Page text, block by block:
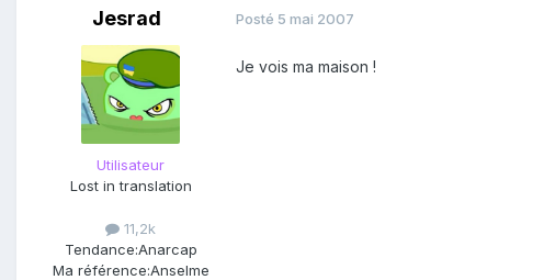
Jesrad
Utilisateur
Lost in translation
11,2k
Tendance:Anarcap
Ma référence:Anselme
Posté 5 mai 2007
Je vois ma maison !